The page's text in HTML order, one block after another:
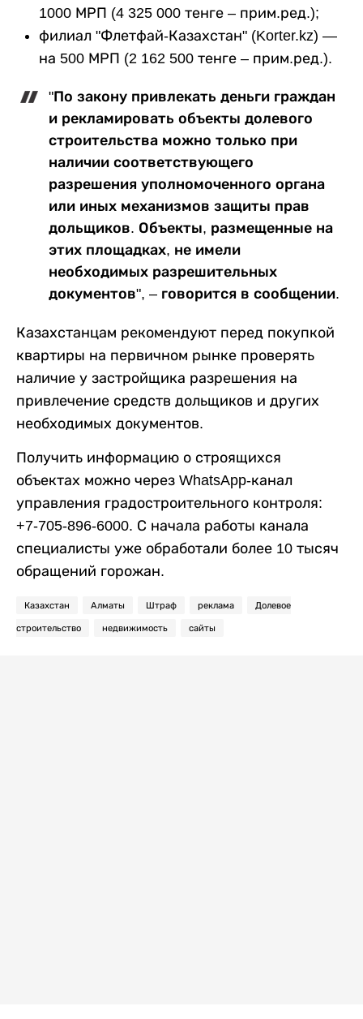
1000 МРП (4 325 000 тенге – прим.ред.);
филиал "Флетфай-Казахстан" (Korter.kz) —
на 500 МРП (2 162 500 тенге – прим.ред.).
"По закону привлекать деньги граждан
и рекламировать объекты долевого
строительства можно только при
наличии соответствующего
разрешения уполномоченного органа
или иных механизмов защиты прав
дольщиков. Объекты, размещенные на
этих площадках, не имели
необходимых разрешительных
документов", – говорится в сообщении.
Казахстанцам рекомендуют перед покупкой
квартиры на первичном рынке проверять
наличие у застройщика разрешения на
привлечение средств дольщиков и других
необходимых документов.
Получить информацию о строящихся
объектах можно через WhatsApp-канал
управления градостроительного контроля:
+7-705-896-6000. С начала работы канала
специалисты уже обработали более 10 тысяч
обращений горожан.
Казахстан Алматы Штраф реклама Долевое
строительство недвижимость сайты